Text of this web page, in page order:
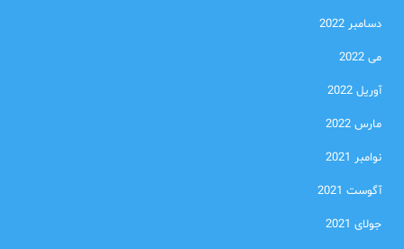
دسامبر 2022
می 2022
آوریل 2022
مارس 2022
نوامبر 2021
آگوست 2021
جولای 2021